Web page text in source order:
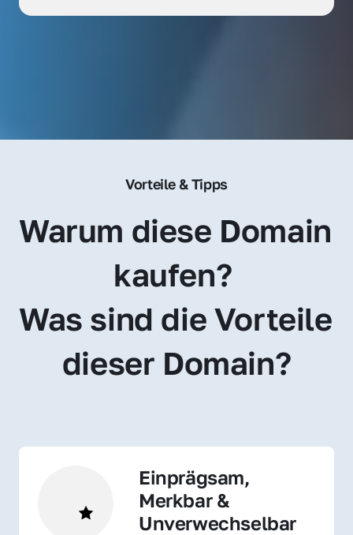
Vorteile & Tipps
Warum diese Domain
kaufen?
Was sind die Vorteile
dieser Domain?
Einprägsam,
Merkbar &
Unverwechselbar